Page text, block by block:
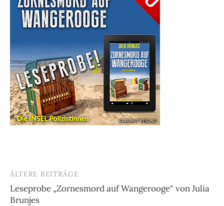
Beitragsnavigation
ÄLTERE BEITRÄGE
Leseprobe „Zornesmord auf Wangerooge“ von Julia
Brunjes